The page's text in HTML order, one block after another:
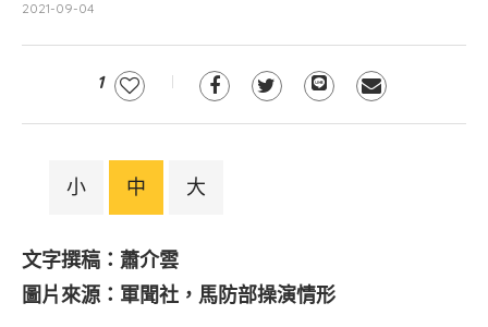
2021-09-04
1
小 中 大
文字撰稿：蕭介雲
圖片來源：軍聞社，馬防部操演情形